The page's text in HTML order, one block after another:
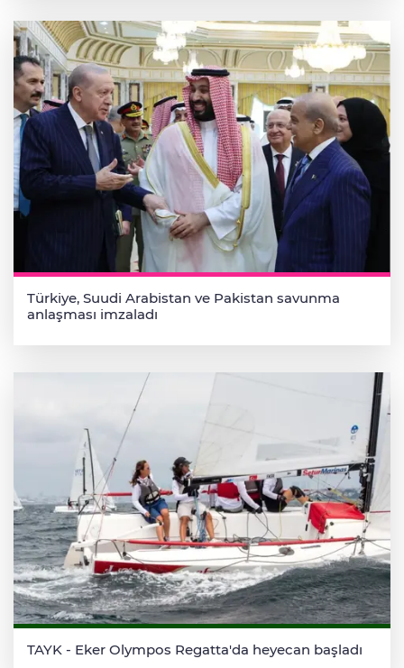
Türkiye, Suudi Arabistan ve Pakistan savunma
anlaşması imzaladı
TAYK - Eker Olympos Regatta'da heyecan başladı